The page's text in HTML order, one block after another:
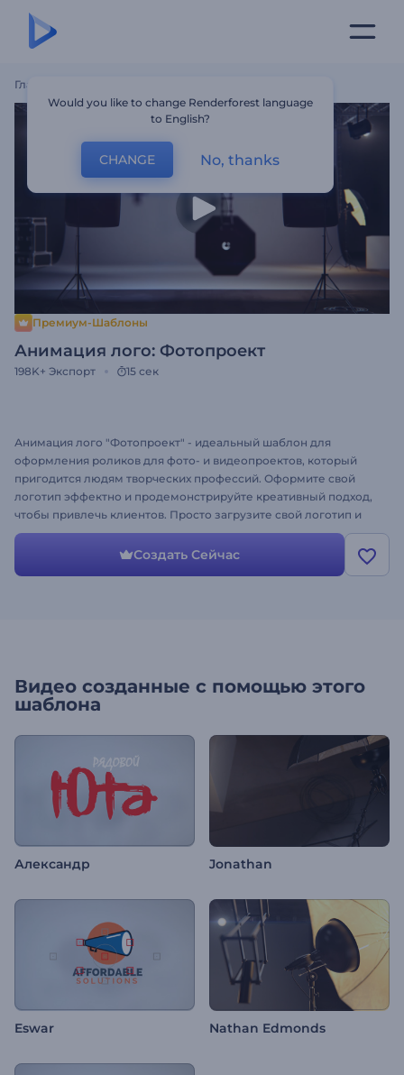
Главная
Премиум-Шаблоны
Анимация лого: Фотопроект
198K+ Экспорт 15 сек
Анимация лого "Фотопроект" - идеальный шаблон для
оформления роликов для фото- и видеопроектов, который
пригодится людям творческих профессий. Оформите свой
логотип эффектно и продемонстрируйте креативный подход,
чтобы привлечь клиентов. Просто загрузите свой логотип и
создайте ролик для своих проектов. Подходит для медиа-
агентств, студий по съемке видео и фотографированию,
создания портфолио и многого другого. Достичь успеха
Создать Сейчас
Видео созданные с помощью этого
шаблона
Александр Jonathan
Eswar Nathan Edmonds
Would you like to change Renderforest language
to English?
CHANGE No, thanks